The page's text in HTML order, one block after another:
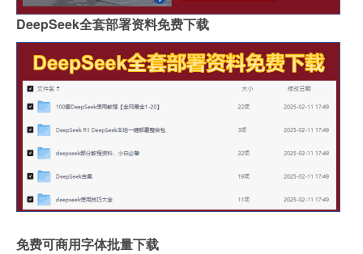
DeepSeek全套部署资料免费下载
免费可商用字体批量下载